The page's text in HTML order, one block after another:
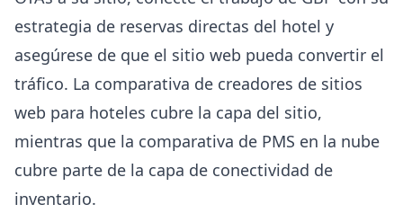
estrategia de reservas directas del hotel y
asegúrese de que el sitio web pueda convertir el
tráfico. La comparativa de creadores de sitios
web para hoteles cubre la capa del sitio,
mientras que la comparativa de PMS en la nube
cubre parte de la capa de conectividad de
inventario.